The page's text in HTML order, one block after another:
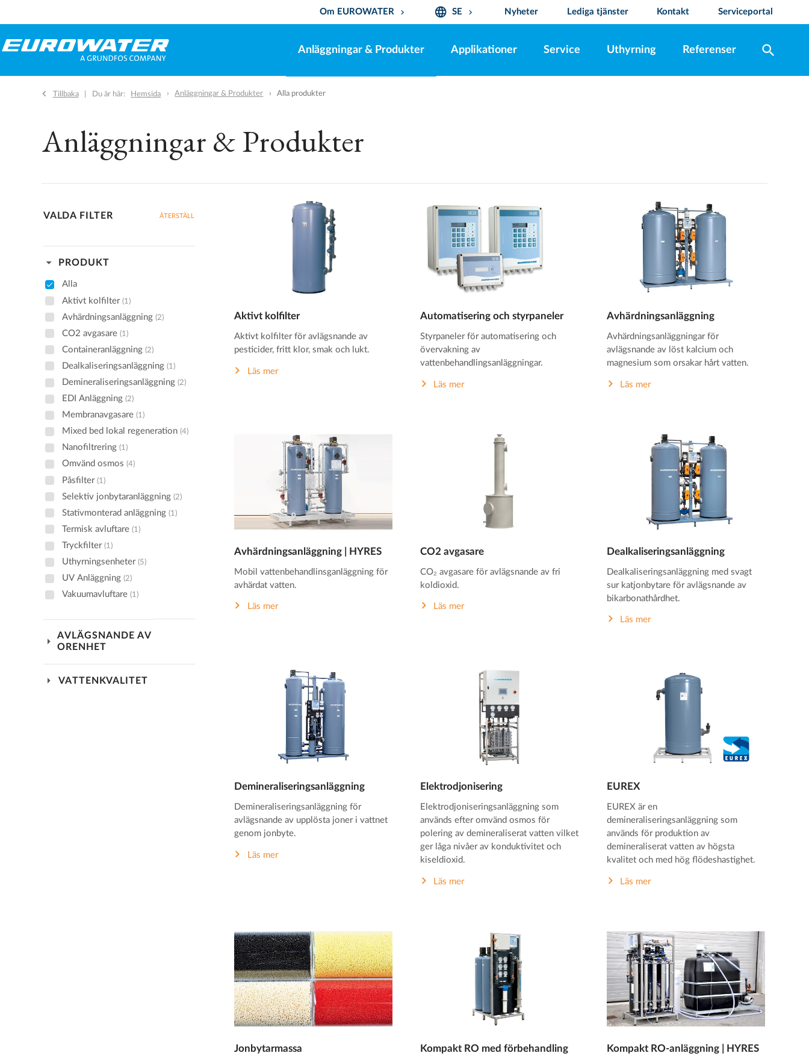
Om EUROWATER keyboard_arrow_down language SE keyboard_arrow_down Nyheter Lediga tjänster Kontakt Serviceportal
Anläggningar & Produkter Applikationer Service Uthyrning Referenser search
Tillbaka Du är här: Hemsida Anläggningar & Produkter Alla produkter
Anläggningar & Produkter
Aktivt kolfilter
Aktivt kolfilter för avlägsnande av
pesticider, fritt klor, smak och lukt.
Läs mer
Automatisering och styrpaneler
Styrpaneler för automatisering och
övervakning av
vattenbehandlingsanläggningar.
Läs mer
Avhärdningsanläggning
Avhärdningsanläggningar för
avlägsnande av löst kalcium och
magnesium som orsakar hårt vatten.
Läs mer
Avhärdningsanläggning | HYRES
Mobil vattenbehandlinsganläggning för
avhärdat vatten.
Läs mer
CO2 avgasare
CO₂ avgasare för avlägsnande av fri
koldioxid.
Läs mer
Dealkaliseringsanläggning
Dealkaliseringsanläggning med svagt
sur katjonbytare för avlägsnande av
bikarbonathårdhet.
Läs mer
Demineraliseringsanläggning
Demineraliseringsanläggning för
avlägsnande av upplösta joner i vattnet
genom jonbyte.
Läs mer
Elektrodjonisering
Elektrodjoniseringsanläggning som
används efter omvänd osmos för
polering av demineraliserat vatten vilket
ger låga nivåer av konduktivitet och
kiseldioxid.
Läs mer
EUREX
EUREX är en
demineraliseringsanläggning som
används för produktion av
demineraliserat vatten av högsta
kvalitet och med hög flödeshastighet.
Läs mer
Jonbytarmassa Kompakt RO med förbehandling Kompakt RO-anläggning | HYRES
VALDA FILTER ÅTERSTÄLL
arrow_drop_down PRODUKT
Alla
Aktivt kolfilter(1)
Avhärdningsanläggning(2)
CO2 avgasare(1)
Containeranläggning(2)
Dealkaliseringsanläggning(1)
Demineraliseringsanläggning(2)
EDI Anläggning(2)
Membranavgasare(1)
Mixed bed lokal regeneration(4)
Nanofiltrering(1)
Omvänd osmos(4)
Påsfilter(1)
Selektiv jonbytaranläggning(2)
Stativmonterad anläggning(1)
Termisk avluftare(1)
Tryckfilter(1)
Uthyrningsenheter(5)
UV Anläggning(2)
Vakuumavluftare(1)
arrow_drop_down
AVLÄGSNANDE AV
ORENHET
arrow_drop_down VATTENKVALITET